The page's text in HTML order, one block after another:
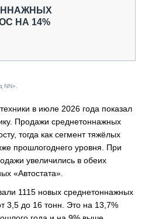
НА 14%
NN».
в июле 2026 года показал
Продажи среднетоннажных
тогда как сегмент тяжёлых
прошлогоднего уровня. При
увеличились в обеих
«Автостата».
1115 новых среднетоннажных
3,5 до 16 тонн. Это на 13,7%